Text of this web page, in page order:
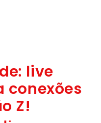
live
conexões
Z!